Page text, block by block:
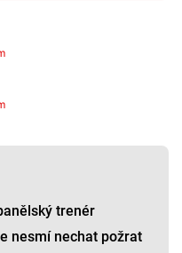
trenér
nesmí nechat požrat